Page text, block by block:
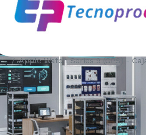
Apple Watch Series 9 (GPS) -